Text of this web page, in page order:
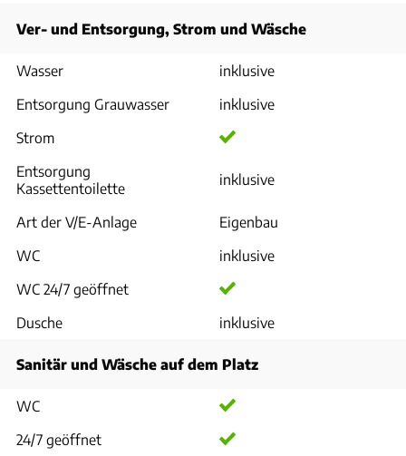
Ver- und Entsorgung, Strom und Wäsche
Wasser
inklusive
Entsorgung Grauwasser
inklusive
Strom
Entsorgung
Kassettentoilette
inklusive
Art der V/E-Anlage
Eigenbau
WC
inklusive
WC 24/7 geöffnet
Dusche
inklusive
Sanitär und Wäsche auf dem Platz
WC
24/7 geöffnet